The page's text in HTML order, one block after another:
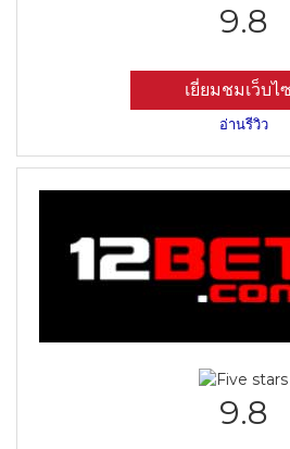
9.8
เยี่ยมชมเว็บไ
อ่านรีวิว
9.8